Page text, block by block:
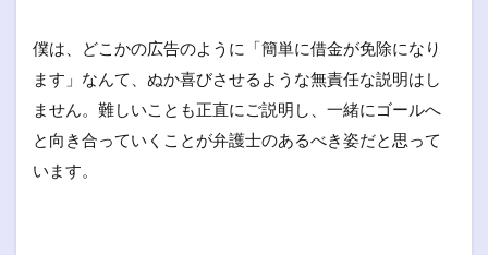
僕は、どこかの広告のように「簡単に借金が免除になり
ます」なんて、ぬか喜びさせるような無責任な説明はし
ません。難しいことも正直にご説明し、一緒にゴールへ
と向き合っていくことが弁護士のあるべき姿だと思って
います。